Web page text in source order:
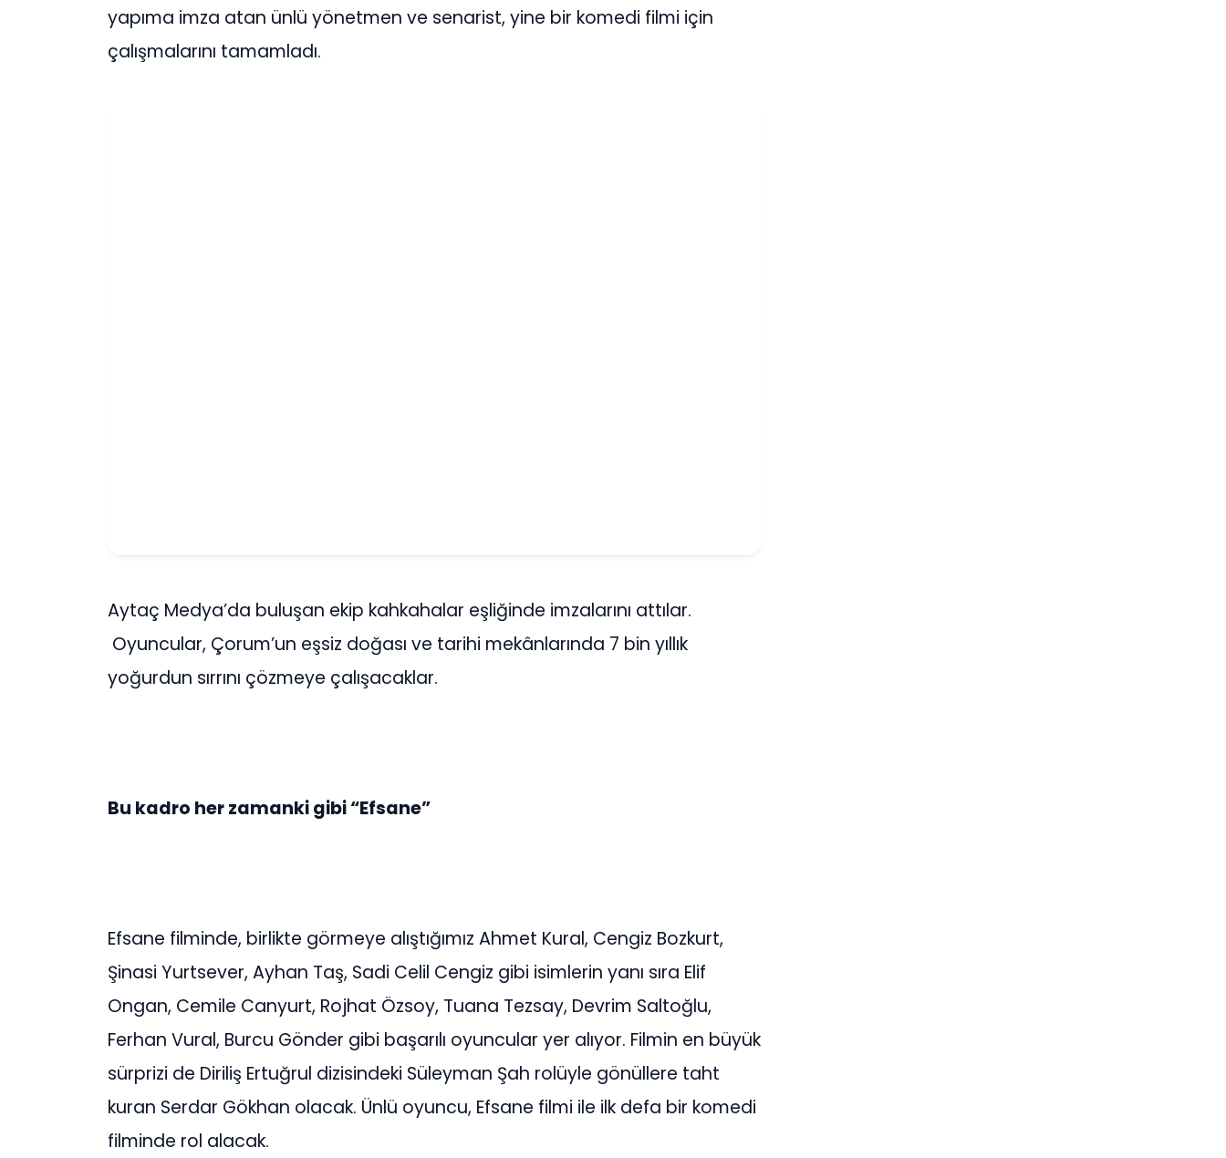
yapıma imza atan ünlü yönetmen ve senarist, yine bir komedi filmi için
çalışmalarını tamamladı.
Aytaç Medya’da buluşan ekip kahkahalar eşliğinde imzalarını attılar.
Oyuncular, Çorum’un eşsiz doğası ve tarihi mekânlarında 7 bin yıllık
yoğurdun sırrını çözmeye çalışacaklar.
Bu kadro her zamanki gibi “Efsane”
Efsane filminde, birlikte görmeye alıştığımız Ahmet Kural, Cengiz Bozkurt,
Şinasi Yurtsever, Ayhan Taş, Sadi Celil Cengiz gibi isimlerin yanı sıra Elif
Ongan, Cemile Canyurt, Rojhat Özsoy, Tuana Tezsay, Devrim Saltoğlu,
Ferhan Vural, Burcu Gönder gibi başarılı oyuncular yer alıyor. Filmin en büyük
sürprizi de Diriliş Ertuğrul dizisindeki Süleyman Şah rolüyle gönüllere taht
kuran Serdar Gökhan olacak. Ünlü oyuncu, Efsane filmi ile ilk defa bir komedi
filminde rol alacak.